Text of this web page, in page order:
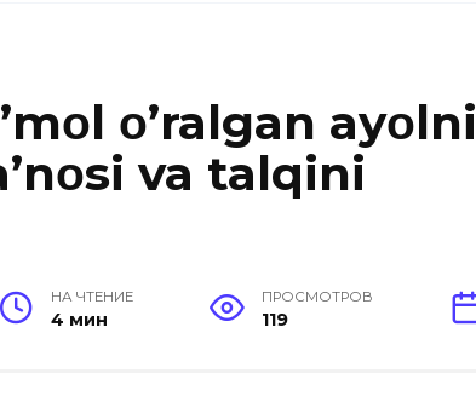
ο’ralgan ayοlni
va talqini
НА ЧТЕНИЕ
4 мин
ПРОСМОТРОВ
119